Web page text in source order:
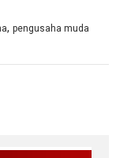
,pengusaha muda